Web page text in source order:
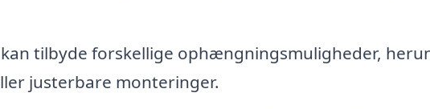
kan tilbyde forskellige ophængningsmuligheder,
justerbare monteringer.